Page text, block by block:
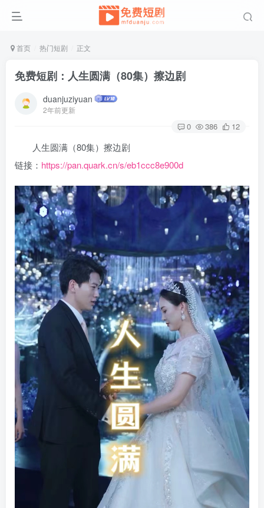
首页 热门短剧 正文
免费短剧：人生圆满（80集）擦边剧
duanjuziyuan
2年前更新
0 386 12
人生圆满（80集）擦边剧
链接： https://pan.quark.cn/s/eb1ccc8e900d